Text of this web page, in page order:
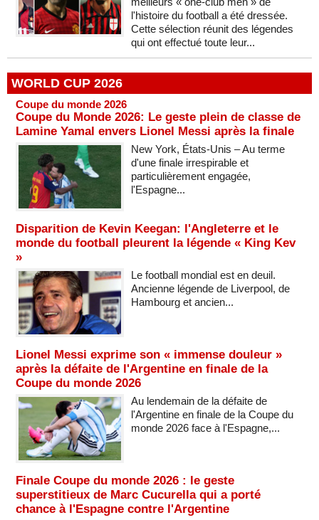
l'histoire du football a été dressée.
Cette sélection réunit des légendes
qui ont effectué toute leur...
WORLD CUP 2026
Coupe du monde 2026
Coupe du Monde 2026: Le geste plein de classe de
Lamine Yamal envers Lionel Messi après la finale
New York, États-Unis – Au terme
d'une finale irrespirable et
particulièrement engagée,
l'Espagne...
Disparition de Kevin Keegan: l'Angleterre et le
monde du football pleurent la légende « King Kev
»
Le football mondial est en deuil.
Ancienne légende de Liverpool, de
Hambourg et ancien...
Lionel Messi exprime son « immense douleur »
après la défaite de l'Argentine en finale de la
Coupe du monde 2026
Au lendemain de la défaite de
l'Argentine en finale de la Coupe du
monde 2026 face à l'Espagne,...
Finale Coupe du monde 2026 : le geste
superstitieux de Marc Cucurella qui a porté
chance à l'Espagne contre l'Argentine